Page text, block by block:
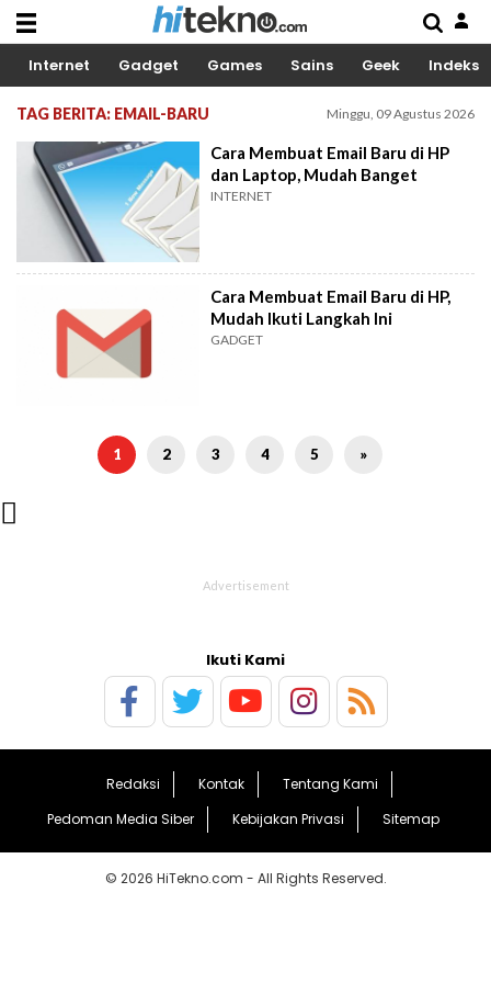
Internet Gadget Games Sains Geek Indeks
TAG BERITA: EMAIL-BARU Minggu, 09 Agustus 2026
Cara Membuat Email Baru di HP
dan Laptop, Mudah Banget
INTERNET
Cara Membuat Email Baru di HP,
Mudah Ikuti Langkah Ini
GADGET
1 2 3 4 5 »

Ikuti Kami
Redaksi Kontak
Tentang Kami
Pedoman Media Siber
Kebijakan Privasi Sitemap
© 2026 HiTekno.com - All Rights Reserved.